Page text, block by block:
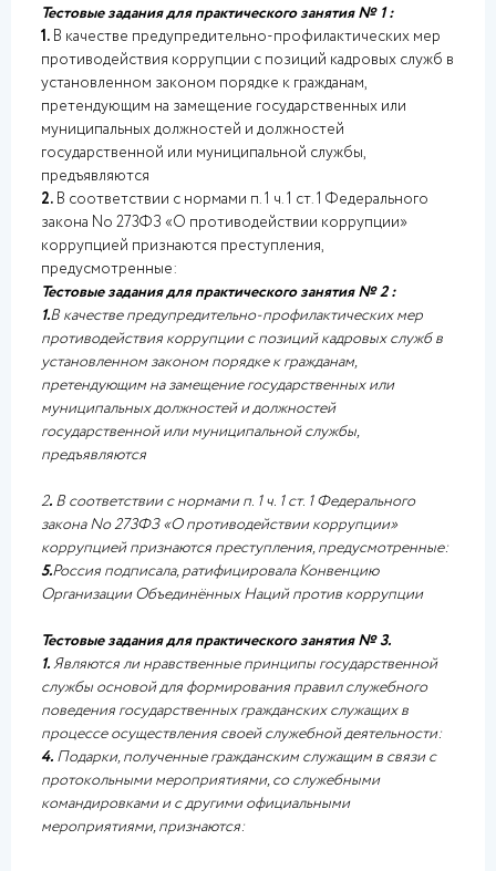
Тестовые задания для практического занятия № 1 :
1. В качестве предупредительно-профилактических мер
противодействия коррупции с позиций кадровых служб в
установленном законом порядке к гражданам,
претендующим на замещение государственных или
муниципальных должностей и должностей
государственной или муниципальной службы,
предъявляются
2. В соответствии с нормами п. 1 ч. 1 ст. 1 Федерального
закона No 273ФЗ «О противодействии коррупции»
коррупцией признаются преступления,
предусмотренные:
Тестовые задания для практического занятия № 2 :
1.В качестве предупредительно-профилактических мер
противодействия коррупции с позиций кадровых служб в
установленном законом порядке к гражданам,
претендующим на замещение государственных или
муниципальных должностей и должностей
государственной или муниципальной службы,
предъявляются
2. В соответствии с нормами п. 1 ч. 1 ст. 1 Федерального
закона No 273ФЗ «О противодействии коррупции»
коррупцией признаются преступления, предусмотренные:
5.Россия подписала, ратифицировала Конвенцию
Организации Объединённых Наций против коррупции
Тестовые задания для практического занятия № 3.
1.Являются ли нравственные принципы государственной
службы основой для формирования правил служебного
поведения государственных гражданских служащих в
процессе осуществления своей служебной деятельности:
4. Подарки, полученные гражданским служащим в связи с
протокольными мероприятиями, со служебными
командировками и с другими официальными
мероприятиями, признаются: